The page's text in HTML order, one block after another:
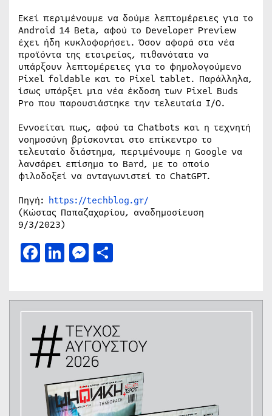
Εκεί περιμένουμε να δούμε λεπτομέρειες για το
Android 14 Beta, αφού το Developer Preview
έχει ήδη κυκλοφορήσει. Όσον αφορά στα νέα
προϊόντα της εταιρείας, πιθανότατα να
υπάρξουν λεπτομέρειες για το φημολογούμενο
Pixel foldable και το Pixel tablet. Παράλληλα,
ίσως υπάρξει μια νέα έκδοση των Pixel Buds
Pro που παρουσιάστηκε την τελευταία I/O.
Εννοείται πως, αφού τα Chatbots και η τεχνητή
νοημοσύνη βρίσκονται στο επίκεντρο το
τελευταίο διάστημα, περιμένουμε η Google να
λανσάρει επίσημα το Bard, με το οποίο
φιλοδοξεί να ανταγωνιστεί το ChatGPT.
Πηγή: https://techblog.gr/
(Κώστας Παπαζαχαρίου, αναδημοσίευση
9/3/2023)
Facebook
LinkedIn
Messenger